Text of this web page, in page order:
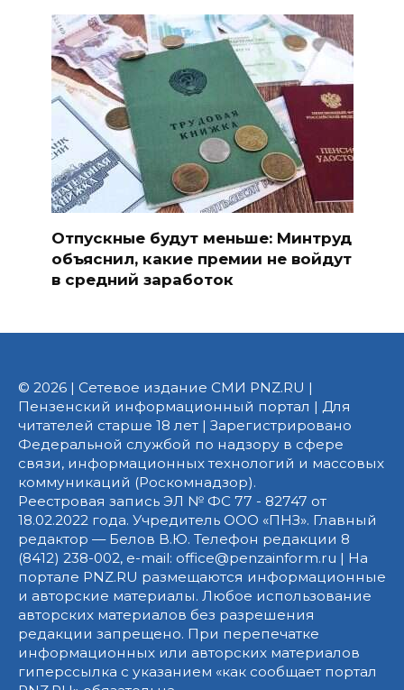
Отпускные будут меньше: Минтруд
объяснил, какие премии не войдут
в средний заработок
© 2026 | Сетевое издание СМИ PNZ.RU |
Пензенский информационный портал | Для
читателей старше 18 лет | Зарегистрировано
Федеральной службой по надзору в сфере
связи, информационных технологий и массовых
коммуникаций (Роскомнадзор).
Реестровая запись ЭЛ № ФС 77 - 82747 от
18.02.2022 года. Учредитель ООО «ПНЗ». Главный
редактор — Белов В.Ю. Телефон редакции 8
(8412) 238-002, e-mail: office@penzainform.ru | На
портале PNZ.RU размещаются информационные
и авторские материалы. Любое использование
авторских материалов без разрешения
редакции запрещено. При перепечатке
информационных или авторских материалов
гиперссылка с указанием «как сообщает портал